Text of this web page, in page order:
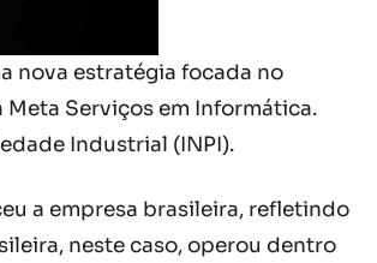
nova estratégia focada no
Serviços em Informática.
Industrial (INPI).
a empresa brasileira, refletindo
neste caso, operou dentro